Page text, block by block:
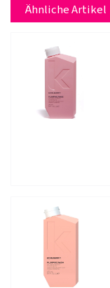
Ähnliche Artikel